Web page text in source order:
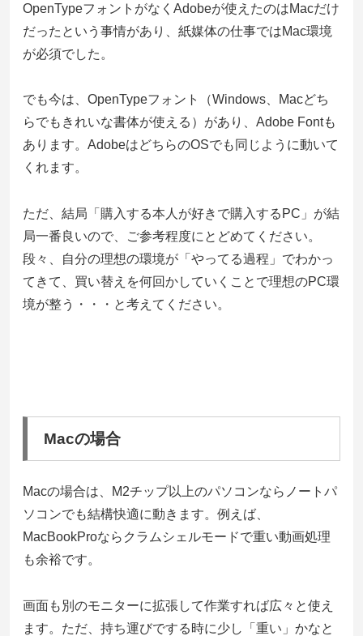
OpenTypeフォントがなくAdobeが使えたのはMacだけ
だったという事情があり、紙媒体の仕事ではMac環境
が必須でした。
でも今は、OpenTypeフォント（Windows、Macどち
らでもきれいな書体が使える）があり、Adobe Fontも
あります。AdobeはどちらのOSでも同じように動いて
くれます。
ただ、結局「購入する本人が好きで購入するPC」が結
局一番良いので、ご参考程度にとどめてください。
段々、自分の理想の環境が「やってる過程」でわかっ
てきて、買い替えを何回かしていくことで理想のPC環
境が整う・・・と考えてください。
Macの場合
Macの場合は、M2チップ以上のパソコンならノートパ
ソコンでも結構快適に動きます。例えば、
MacBookProならクラムシェルモードで重い動画処理
も余裕です。
画面も別のモニターに拡張して作業すれば広々と使え
ます。ただ、持ち運びでする時に少し「重い」かなと